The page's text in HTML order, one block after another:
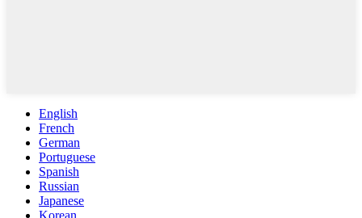
English
French
German
Portuguese
Spanish
Russian
Japanese
Korean